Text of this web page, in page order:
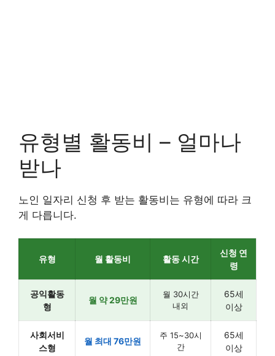
유형별 활동비 – 얼마나
받나
노인 일자리 신청 후 받는 활동비는 유형에 따라 크
게 다릅니다.
유형 월 활동비 활동 시간
신청 연
령
공익활동
형
월 약 29만원
월 30시간
내외
65세
이상
사회서비
스형
월 최대 76만원
주 15~30시
간
65세
이상